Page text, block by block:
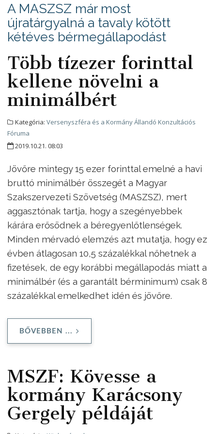
A MASZSZ már most
újratárgyalná a tavaly kötött
kétéves bérmegállapodást
Több tízezer forinttal
kellene növelni a
minimálbért
Kategória: Versenyszféra és a Kormány Állandó Konzultációs
Fóruma
2019.10.21. 08:03
Jövőre mintegy 15 ezer forinttal emelné a havi
bruttó minimálbér összegét a Magyar
Szakszervezeti Szövetség (MASZSZ), mert
aggasztónak tartja, hogy a szegényebbek
kárára erősödnek a béregyenlőtlenségek.
Minden mérvadó elemzés azt mutatja, hogy ez
évben átlagosan 10,5 százalékkal nőhetnek a
fizetések, de egy korábbi megállapodás miatt a
minimálbér (és a garantált bérminimum) csak 8
százalékkal emelkedhet idén és jövőre.
BŐVEBBEN ...
MSZF: Kövesse a
kormány Karácsony
Gergely példáját